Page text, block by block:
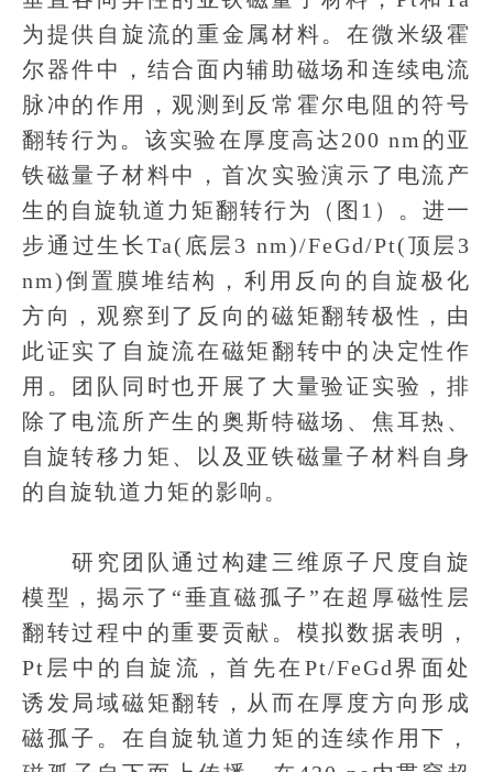
为提供自旋流的重金属材料。在微米级霍
尔器件中，结合面内辅助磁场和连续电流
脉冲的作用，观测到反常霍尔电阻的符号
翻转行为。该实验在厚度高达200 nm的亚
铁磁量子材料中，首次实验演示了电流产
生的自旋轨道力矩翻转行为（图1）。进一
步通过生长Ta(底层3 nm)/FeGd/Pt(顶层3
nm)倒置膜堆结构，利用反向的自旋极化
方向，观察到了反向的磁矩翻转极性，由
此证实了自旋流在磁矩翻转中的决定性作
用。团队同时也开展了大量验证实验，排
除了电流所产生的奥斯特磁场、焦耳热、
自旋转移力矩、以及亚铁磁量子材料自身
的自旋轨道力矩的影响。
研究团队通过构建三维原子尺度自旋
模型，揭示了“垂直磁孤子”在超厚磁性层
翻转过程中的重要贡献。模拟数据表明，
Pt层中的自旋流，首先在Pt/FeGd界面处
诱发局域磁矩翻转，从而在厚度方向形成
磁孤子。在自旋轨道力矩的连续作用下，